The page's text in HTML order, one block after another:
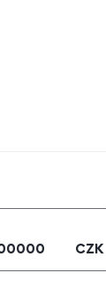
(
CZK